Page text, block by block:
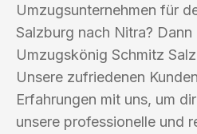
Umzugsunternehmen für
Salzburg nach Nitra?
Umzugskönig Schmitz
Unsere zufriedenen
Erfahrungen mit uns, um
unsere professionelle und